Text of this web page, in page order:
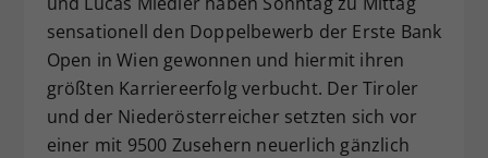
sensationell den Doppelbewerb der Erste Bank
Open in Wien gewonnen und hiermit ihren
größten Karriereerfolg verbucht. Der Tiroler
und der Niederösterreicher setzten sich vor
einer mit 9500 Zusehern neuerlich gänzlich
Zweck
Dieser Wert speichert Ihre Consent-
Einstellungen. Unter anderem eine
zufällig generierte ID, für die
historische Speicherung Ihrer
vorgenommen Einstellungen, falls der
Webseiten-Betreiber dies eingestellt